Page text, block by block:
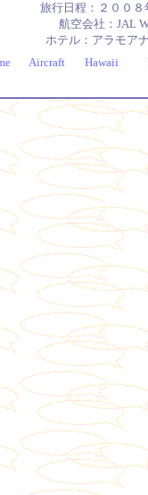
旅行日程：２００
航空会社：JAL
ホテル：アラモア
Aircraft Hawaii